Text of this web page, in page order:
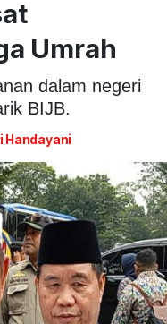
Umrah
dalam negeri
BIJB.
Handayani